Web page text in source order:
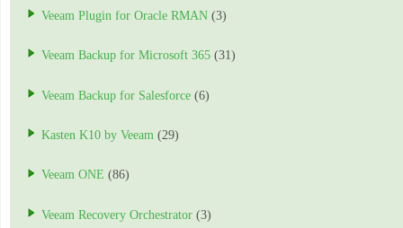
Veeam Plugin for Oracle RMAN (3)
Veeam Backup for Microsoft 365 (31)
Veeam Backup for Salesforce (6)
Kasten K10 by Veeam (29)
Veeam ONE (86)
Veeam Recovery Orchestrator (3)